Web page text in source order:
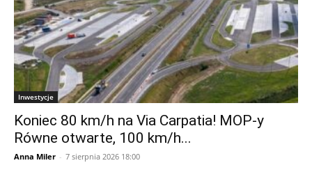
Inwestycje
Koniec 80 km/h na Via Carpatia! MOP-y
Równe otwarte, 100 km/h...
Anna Miler - 7 sierpnia 2026 18:00